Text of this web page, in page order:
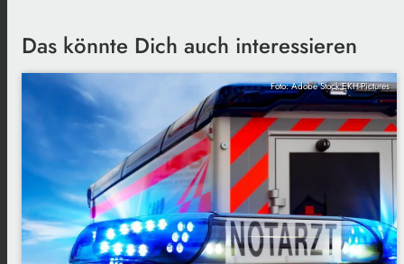
Das könnte Dich auch interessieren
Foto: Adobe Stock EKH-Pictures